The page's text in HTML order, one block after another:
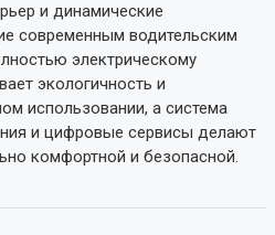
и динамические
современным водительским
электрическому
экологичность и
использовании, а система
и цифровые сервисы делают
комфортной и безопасной.